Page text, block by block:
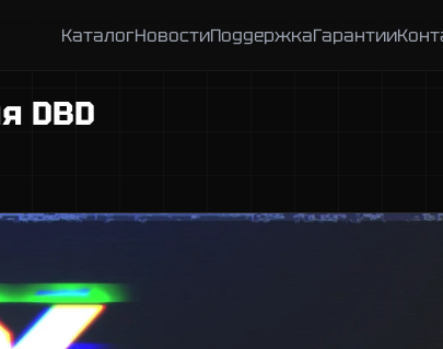
КаталогНовостиПоддержкаГарантии
DBD